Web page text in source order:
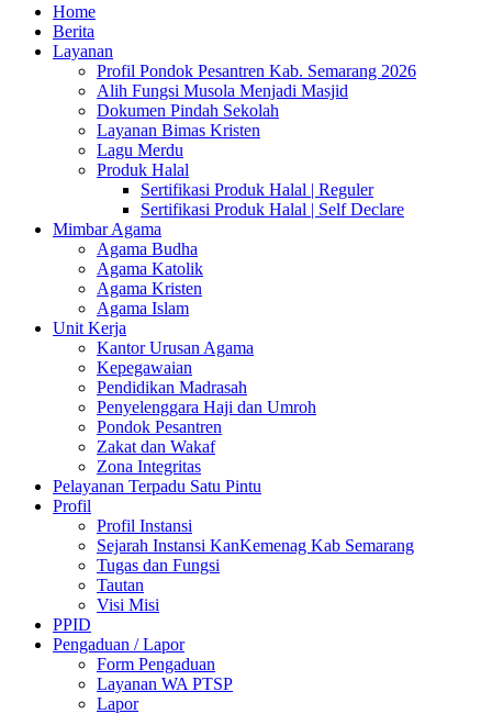
Home
Berita
Layanan
Profil Pondok Pesantren Kab. Semarang 2026
Alih Fungsi Musola Menjadi Masjid
Dokumen Pindah Sekolah
Layanan Bimas Kristen
Lagu Merdu
Produk Halal
Sertifikasi Produk Halal | Reguler
Sertifikasi Produk Halal | Self Declare
Mimbar Agama
Agama Budha
Agama Katolik
Agama Kristen
Agama Islam
Unit Kerja
Kantor Urusan Agama
Kepegawaian
Pendidikan Madrasah
Penyelenggara Haji dan Umroh
Pondok Pesantren
Zakat dan Wakaf
Zona Integritas
Pelayanan Terpadu Satu Pintu
Profil
Profil Instansi
Sejarah Instansi KanKemenag Kab Semarang
Tugas dan Fungsi
Tautan
Visi Misi
PPID
Pengaduan / Lapor
Form Pengaduan
Layanan WA PTSP
Lapor